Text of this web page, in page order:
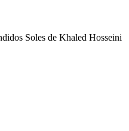
Soles de Khaled Hosseini